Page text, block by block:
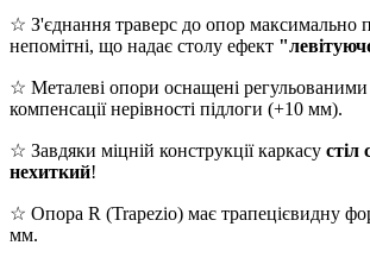
☆ З'єднання траверс до опор максимально
непомітні, що надає столу ефект
☆ Металеві опори оснащені
компенсації нерівності підлоги (+10 мм).
☆ Завдяки міцній конструкції каркасу стіл
нехиткий!
☆ Опора R (Trapezio) має трапецієвидну
мм.